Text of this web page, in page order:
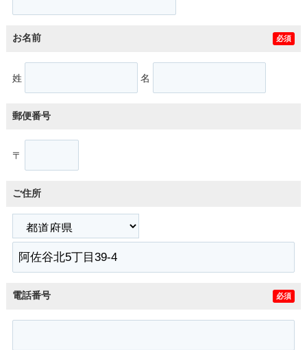
お名前 必須
姓 名
郵便番号
〒
ご住所
電話番号 必須